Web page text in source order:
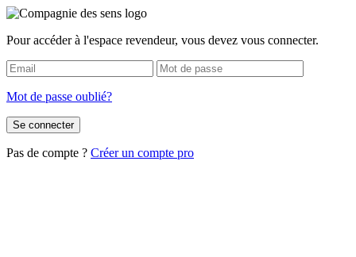
Pour accéder à l'espace revendeur, vous devez vous connecter.
Mot de passe oublié?
Se connecter
Pas de compte ? Créer un compte pro